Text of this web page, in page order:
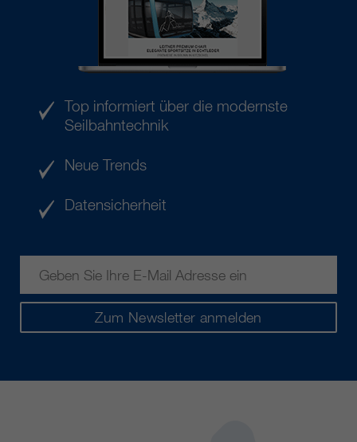
Zum Newsletter anmelden
Top informiert über die modernste
Seilbahntechnik
Neue Trends
Datensicherheit